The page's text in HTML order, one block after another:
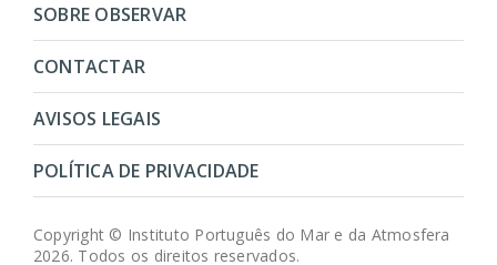
SOBRE OBSERVAR
CONTACTAR
AVISOS LEGAIS
POLÍTICA DE PRIVACIDADE
Copyright © Instituto Português do Mar e da Atmosfera
2026. Todos os direitos reservados.